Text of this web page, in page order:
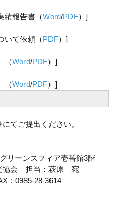
績報告書（Word/PDF）]
いて依頼（PDF）]
（Word/PDF）]
（Word/PDF）]
てご提出ください。
リーンスフィア壱番館3階
協会 担当：萩原 宛
：0985-28-3614